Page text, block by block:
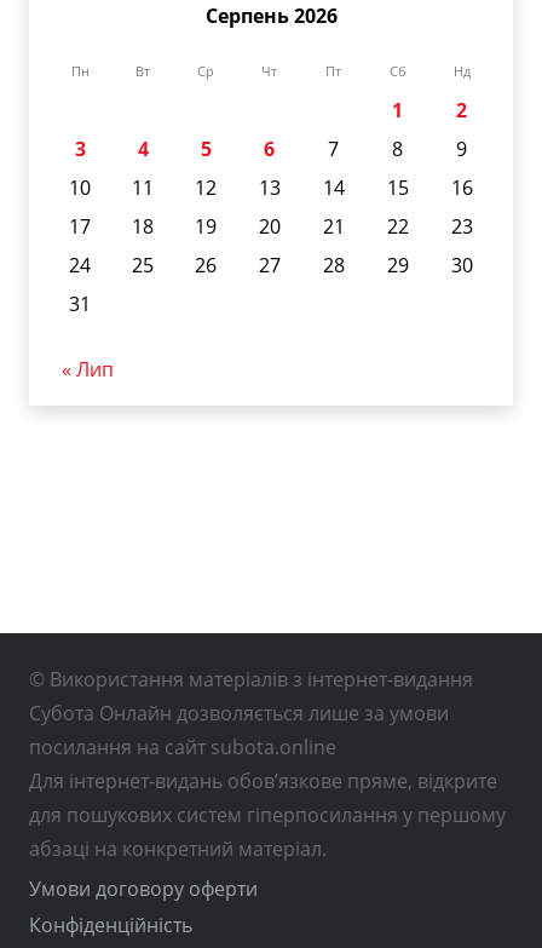
Серпень 2026
Пн Вт Ср Чт Пт Сб Нд
1
2
3
4 5 6 7 8
9
10
11 12 13 14 15
16
17
18 19 20 21 22
23
24
25 26 27 28 29
30
31
« Лип
© Використання матеріалів з інтернет-видання
Субота Онлайн дозволяється лише за умови
посилання на сайт subota.online
Для інтернет-видань обов’язкове пряме, відкрите
для пошукових систем гіперпосилання у першому
абзаці на конкретний матеріал.
Умови договору оферти
Конфіденційність